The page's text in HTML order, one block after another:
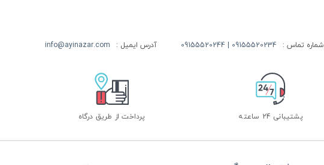
شماره تماس : 09155520234 | 09155520244 آدرس ایمیل : info@ayinazar.com
پشتیبانی 24 ساعته پرداخت از طریق درگاه